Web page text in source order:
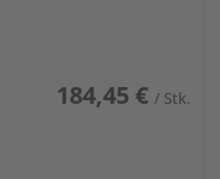
184,45 € / Stk.